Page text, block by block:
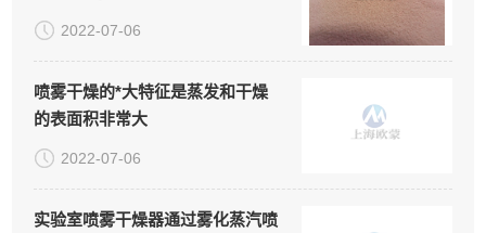
2022-07-06
喷雾干燥的*大特征是蒸发和干燥
的表面积非常大
2022-07-06
实验室喷雾干燥器通过雾化蒸汽喷